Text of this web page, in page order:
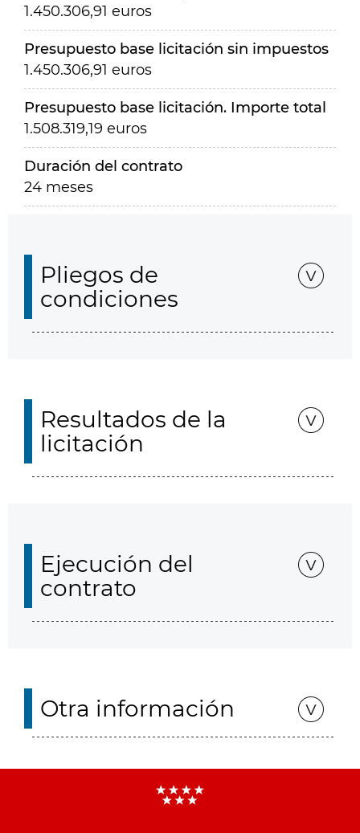
1.450.306,91 euros
Presupuesto base licitación sin impuestos
1.450.306,91 euros
Presupuesto base licitación. Importe total
1.508.319,19 euros
Duración del contrato
24 meses
Pliegos de
condiciones
Resultados de la
licitación
Ejecución del
contrato
Otra información